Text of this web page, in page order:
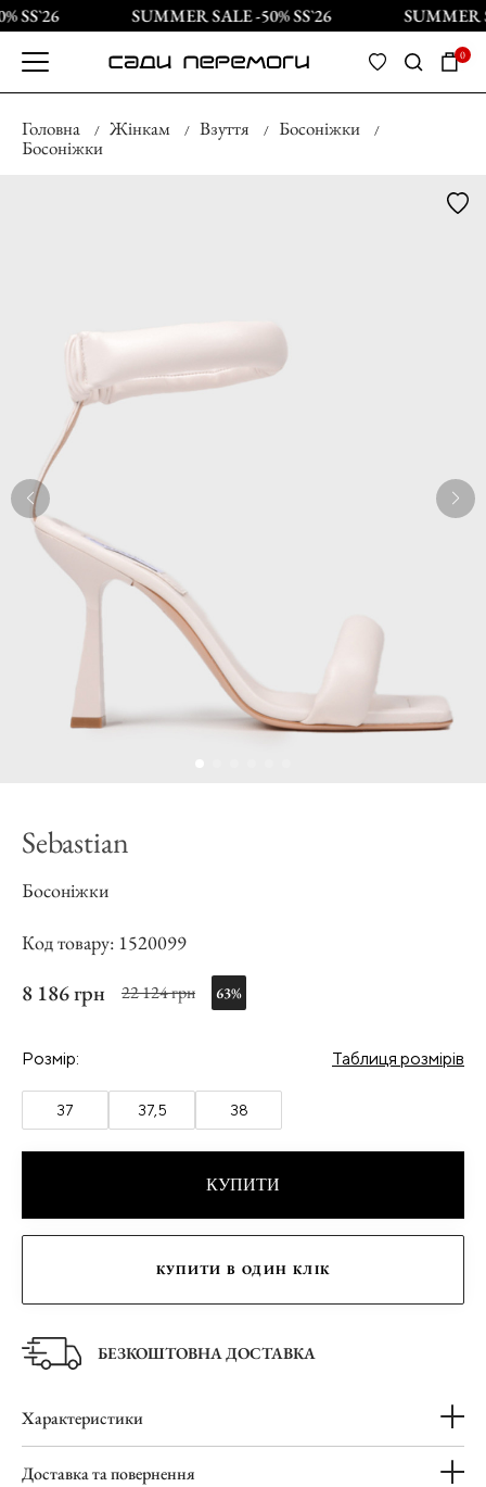
SS`26 SUMMER SALE -50% SS`26 SUMMER
0
Головна Жінкам Взуття
Босоніжки
Босоніжки
Sebastian
Босоніжки
Код товару: 1520099
8 186 грн 22 124 грн 63%
Розмір: Таблиця розмірів
37 37,5 38
КУПИТИ
КУПИТИ В ОДИН КЛІК
БЕЗКОШТОВНА ДОСТАВКА
Характеристики
Доставка та повернення